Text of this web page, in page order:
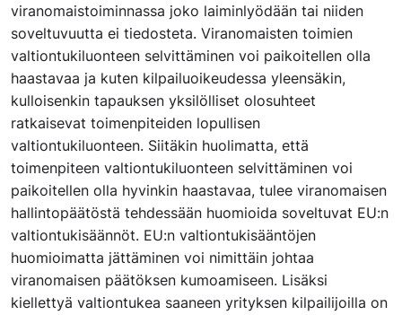
viranomaistoiminnassa joko laiminlyödään tai niiden
soveltuvuutta ei tiedosteta. Viranomaisten toimien
valtiontukiluonteen selvittäminen voi paikoitellen olla
haastavaa ja kuten kilpailuoikeudessa yleensäkin,
kulloisenkin tapauksen yksilölliset olosuhteet
ratkaisevat toimenpiteiden lopullisen
valtiontukiluonteen. Siitäkin huolimatta, että
toimenpiteen valtiontukiluonteen selvittäminen voi
paikoitellen olla hyvinkin haastavaa, tulee viranomaisen
hallintopäätöstä tehdessään huomioida soveltuvat EU:n
valtiontukisäännöt. EU:n valtiontukisääntöjen
huomioimatta jättäminen voi nimittäin johtaa
viranomaisen päätöksen kumoamiseen. Lisäksi
kiellettyä valtiontukea saaneen yrityksen kilpailijoilla on